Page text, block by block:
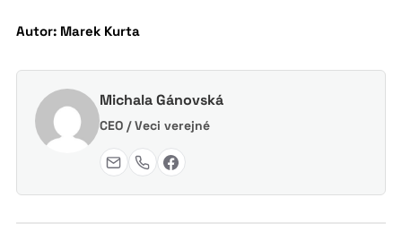
Autor: Marek Kurta
Michala Gánovská
CEO / Veci verejné